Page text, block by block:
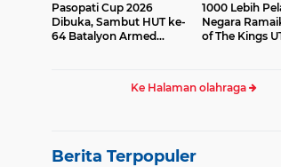
Pasopati Cup 2026
Dibuka, Sambut HUT ke-
64 Batalyon Armed
1000 Lebih
Negara
of The Kings
Ke Halaman olahraga
Berita Terpopuler